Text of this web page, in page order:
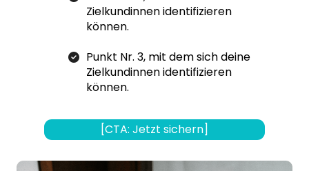
Zielkundinnen identifizieren
können.
Punkt Nr. 3, mit dem sich deine
Zielkundinnen identifizieren
können.
[CTA: Jetzt sichern]